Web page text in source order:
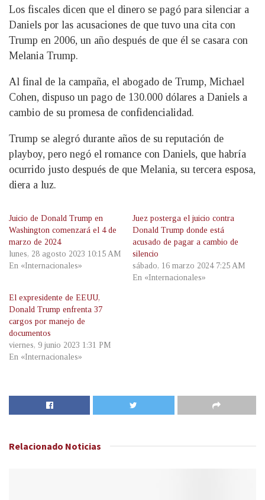
Los fiscales dicen que el dinero se pagó para silenciar a
Daniels por las acusaciones de que tuvo una cita con
Trump en 2006, un año después de que él se casara con
Melania Trump.
Al final de la campaña, el abogado de Trump, Michael
Cohen, dispuso un pago de 130.000 dólares a Daniels a
cambio de su promesa de confidencialidad.
Trump se alegró durante años de su reputación de
playboy, pero negó el romance con Daniels, que habría
ocurrido justo después de que Melania, su tercera esposa,
diera a luz.
Juicio de Donald Trump en
Washington comenzará el 4 de
marzo de 2024
lunes, 28 agosto 2023 10:15 AM
En «Internacionales»
Juez posterga el juicio contra
Donald Trump donde está
acusado de pagar a cambio de
silencio
sábado, 16 marzo 2024 7:25 AM
En «Internacionales»
El expresidente de EEUU,
Donald Trump enfrenta 37
cargos por manejo de
documentos
viernes, 9 junio 2023 1:31 PM
En «Internacionales»
Relacionado Noticias